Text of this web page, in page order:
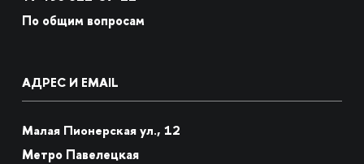
По общим вопросам
АДРЕС И EMAIL
Малая Пионерская ул., 12
Метро Павелецкая